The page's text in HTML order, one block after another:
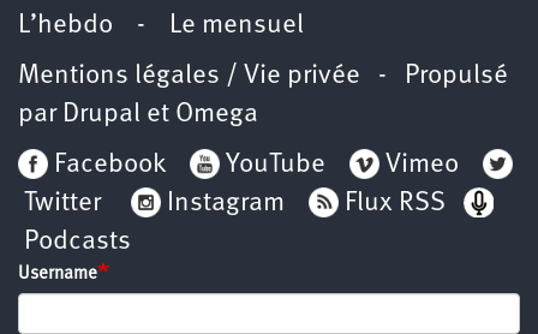
L’hebdo -
Le mensuel
Mentions légales / Vie privée - Propulsé
par Drupal et Omega
Facebook
YouTube
Vimeo
Twitter
Instagram
Flux RSS
Podcasts
Username